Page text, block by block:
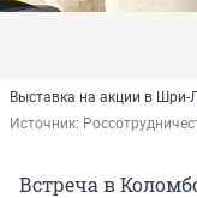
Выставка на акции в Шри-
Источник:
Встреча в